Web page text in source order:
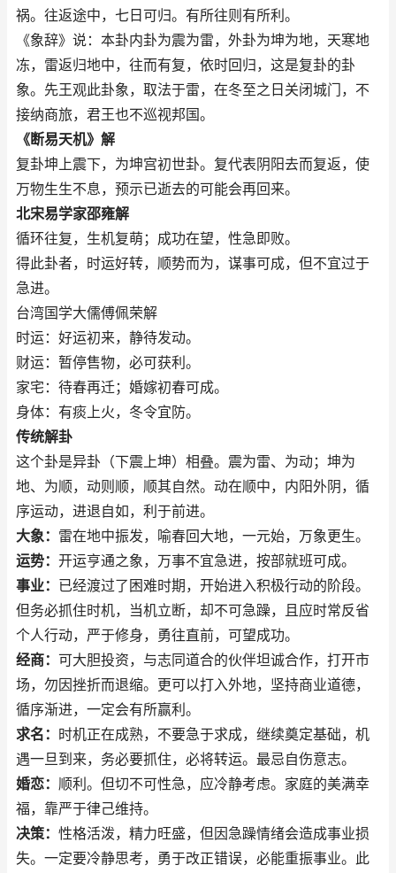
祸。往返途中，七日可归。有所往则有所利。
《象辞》说：本卦内卦为震为雷，外卦为坤为地，天寒地
冻，雷返归地中，往而有复，依时回归，这是复卦的卦
象。先王观此卦象，取法于雷，在冬至之日关闭城门，不
接纳商旅，君王也不巡视邦国。
《断易天机》解
复卦坤上震下，为坤宫初世卦。复代表阴阳去而复返，使
万物生生不息，预示已逝去的可能会再回来。
北宋易学家邵雍解
循环往复，生机复萌；成功在望，性急即败。
得此卦者，时运好转，顺势而为，谋事可成，但不宜过于
急进。
台湾国学大儒傅佩荣解
时运：好运初来，静待发动。
财运：暂停售物，必可获利。
家宅：待春再迁；婚嫁初春可成。
身体：有痰上火，冬令宜防。
传统解卦
这个卦是异卦（下震上坤）相叠。震为雷、为动；坤为
地、为顺，动则顺，顺其自然。动在顺中，内阳外阴，循
序运动，进退自如，利于前进。
大象： 雷在地中振发，喻春回大地，一元始，万象更生。
运势： 开运亨通之象，万事不宜急进，按部就班可成。
事业： 已经渡过了困难时期，开始进入积极行动的阶段。
但务必抓住时机，当机立断，却不可急躁，且应时常反省
个人行动，严于修身，勇往直前，可望成功。
经商： 可大胆投资，与志同道合的伙伴坦诚合作，打开市
场，勿因挫折而退缩。更可以打入外地，坚持商业道德，
循序渐进，一定会有所赢利。
求名： 时机正在成熟，不要急于求成，继续奠定基础，机
遇一旦到来，务必要抓住，必将转运。最忌自伤意志。
婚恋： 顺利。但切不可性急，应冷静考虑。家庭的美满幸
福，靠严于律己维持。
决策： 性格活泼，精力旺盛，但因急躁情绪会造成事业损
失。一定要冷静思考，勇于改正错误，必能重振事业。此